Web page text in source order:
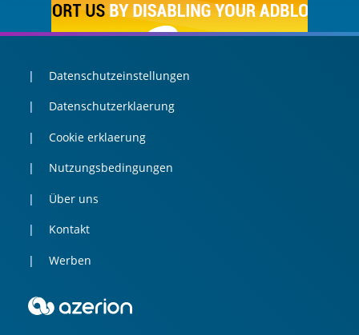
Datenschutzeinstellungen
Datenschutzerklaerung
Cookie erklaerung
Nutzungsbedingungen
Über uns
Kontakt
Werben